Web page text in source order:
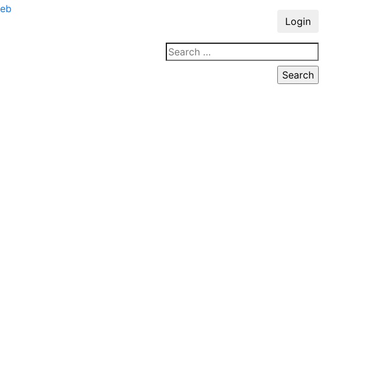
Login